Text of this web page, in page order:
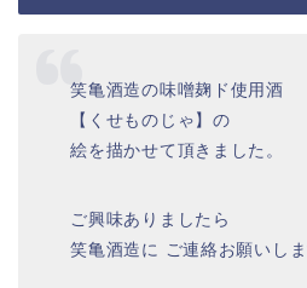
笑亀酒造の味噌麹ド使用酒
【くせものじゃ】の
絵を描かせて頂きました。
ご興味ありましたら
笑亀酒造に ご連絡お願いしま